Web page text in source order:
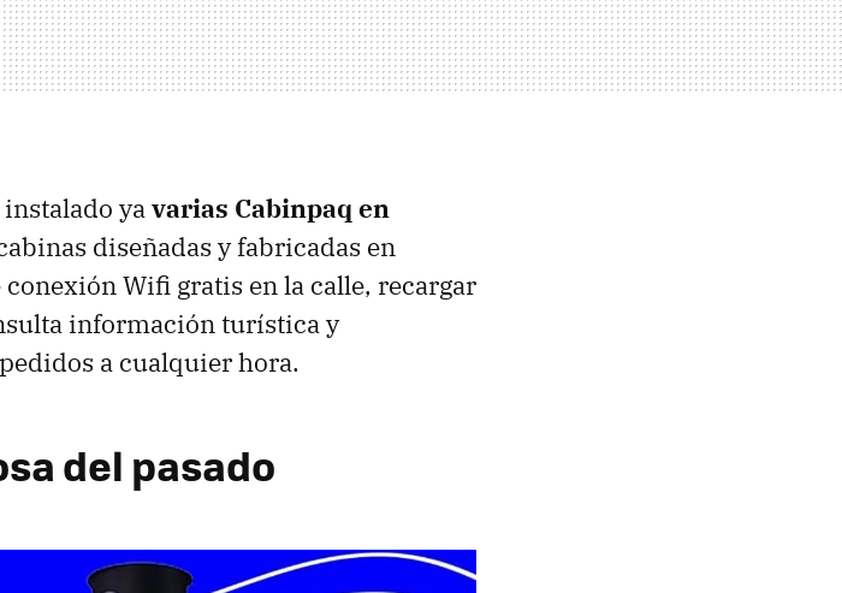
yavarias Cabinpaq en
diseñadas y fabricadas en
Wifi gratis en la calle, recargar
información turística y
a cualquier hora.
del pasado